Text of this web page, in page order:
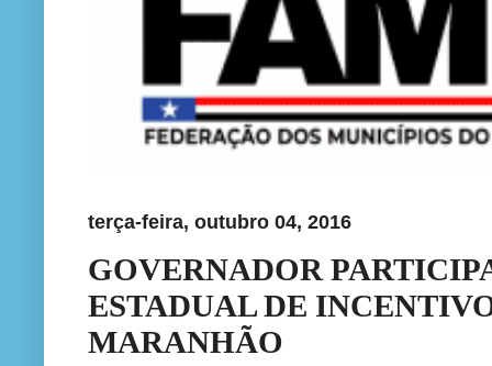
terça-feira, outubro 04, 2016
GOVERNADOR
ESTADUAL DE
MARANHÃO